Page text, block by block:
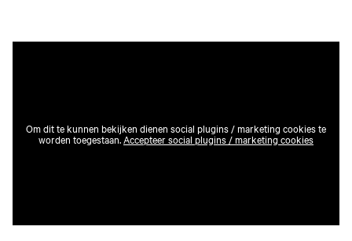
Om dit te kunnen bekijken dienen social plugins / marketing cookies te
worden toegestaan.Accepteer social plugins / marketing cookies